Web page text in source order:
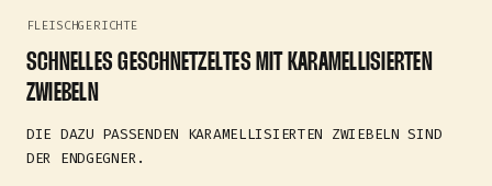
FLEISCHGERICHTE
SCHNELLES GESCHNETZELTES MIT KARAMELLISIERTEN
ZWIEBELN
DIE DAZU PASSENDEN KARAMELLISIERTEN ZWIEBELN SIND
DER ENDGEGNER.